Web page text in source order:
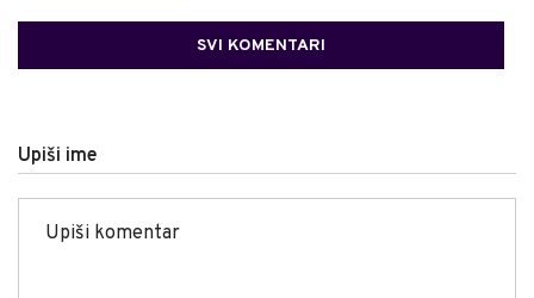
SVI KOMENTARI
Upiši ime